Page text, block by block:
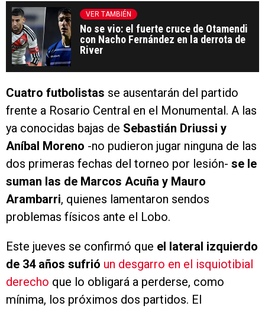
VER TAMBIÉN
No se vio: el fuerte cruce de Otamendi
con Nacho Fernández en la derrota de
River
Cuatro futbolistas se ausentarán del partido
frente a Rosario Central en el Monumental. A las
ya conocidas bajas de Sebastián Driussi y
Aníbal Moreno -no pudieron jugar ninguna de las
dos primeras fechas del torneo por lesión- se le
suman las de Marcos Acuña y Mauro
Arambarri, quienes lamentaron sendos
problemas físicos ante el Lobo.
Este jueves se confirmó que el lateral izquierdo
de 34 años sufrió un desgarro en el isquiotibial
derecho que lo obligará a perderse, como
mínima, los próximos dos partidos. El